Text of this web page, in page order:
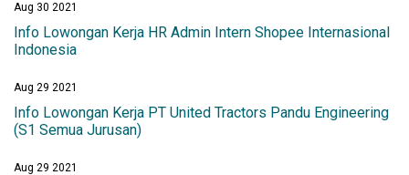
Aug 30 2021
Info Lowongan Kerja HR Admin Intern Shopee Internasional
Indonesia
Aug 29 2021
Info Lowongan Kerja PT United Tractors Pandu Engineering
(S1 Semua Jurusan)
Aug 29 2021